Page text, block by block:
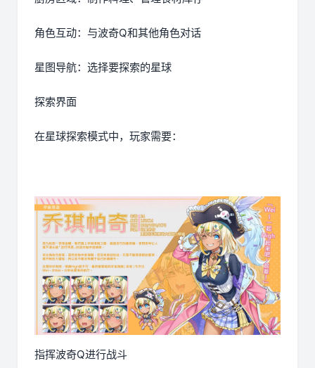
角色互动：与波奇Q和其他角色对话
星图导航：选择要探索的星球
探索界面
在星球探索模式中，玩家需要：
指挥波奇Q进行战斗